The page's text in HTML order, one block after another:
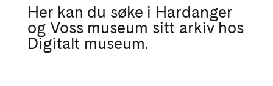
Her kan du søke i Hardanger
og Voss museum sitt arkiv hos
Digitalt museum.